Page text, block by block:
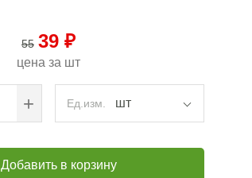
55 39 ₽
цена за шт
+ Ед.изм. шт
Добавить в корзину